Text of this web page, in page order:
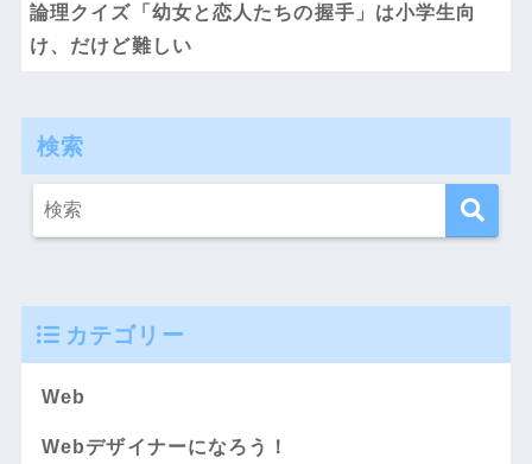
論理クイズ「幼女と恋人たちの握手」は小学生向
け、だけど難しい
検索
カテゴリー
Web
Webデザイナーになろう！